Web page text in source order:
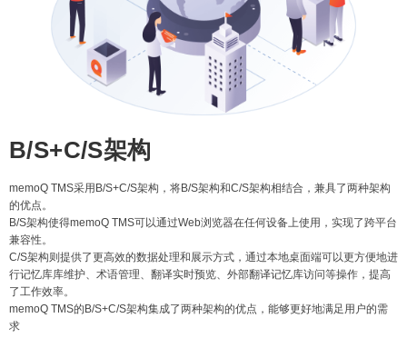
B/S+C/S架构
memoQ TMS采用B/S+C/S架构，将B/S架构和C/S架构相结合，兼具了两种架构
的优点。
B/S架构使得memoQ TMS可以通过Web浏览器在任何设备上使用，实现了跨平台
兼容性。
C/S架构则提供了更高效的数据处理和展示方式，通过本地桌面端可以更方便地进
行记忆库库维护、术语管理、翻译实时预览、外部翻译记忆库访问等操作，提高
了工作效率。
memoQ TMS的B/S+C/S架构集成了两种架构的优点，能够更好地满足用户的需
求